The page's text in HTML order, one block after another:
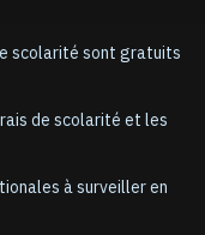
scolarité sont gratuits
de scolarité et les
à surveiller en